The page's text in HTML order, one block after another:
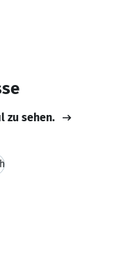
zu sehen.